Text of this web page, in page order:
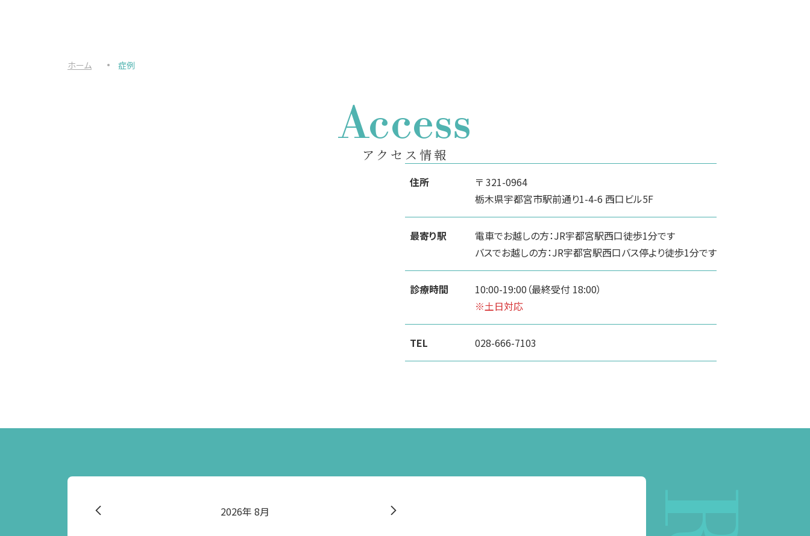
ホーム 症例
Access
アクセス情報
住所
〒 321-0964
栃木県宇都宮市駅前通り1-4-6 西口ビル5F
最寄り駅
電車でお越しの方：JR宇都宮駅西口徒歩1分です
バスでお越しの方：JR宇都宮駅西口バス停より徒歩1分です
診療時間
10:00-19:00（最終受付 18:00）
※土日対応
TEL 028-666-7103
2026 8月